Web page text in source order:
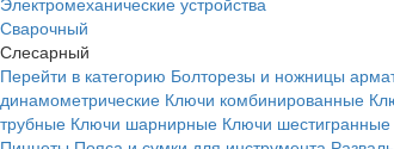
Сварочный
Слесарный
Перейти в категорию Болторезы и ножницы
динамометрические Ключи комбинированные
трубные Ключи шарнирные Ключи